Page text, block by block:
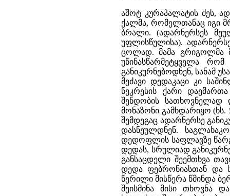
აშოტ კურაპალატის ძეს,
ქალმა, რომელთანაც იგი
ბრალი. (ადარნერსეს
უფლისწულისა).
ცოლად. მამა გრიგოლმა
უწინასწარმეტყველა
განიკურნებოდნენ, სანამ
მეძავი დედაკაცი კი
ნეკრესის ქარი
შენდობის სათხოვნელად
მონაზონი გამხდარიყო
შემდეგაც ადარნერსე
დასნეულდნენ.
დედოფლის საფლავზე
დედას, სრულიად
განსაცდელი შეემთხვა
დედა ფებრონიასთან და
წერილი მისწერა წმინდა
შეისმინა მისი თხოვნა